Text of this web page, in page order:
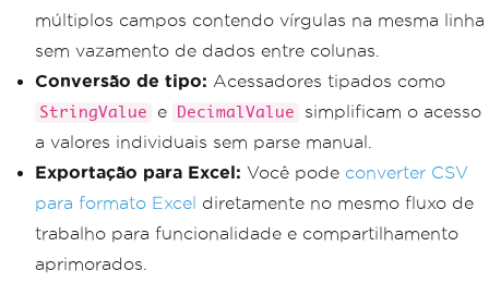
et;
foreach
( var row in ws.Rows)
{
( row .RowNumber continue
// Skip header row
string name row
[
StringValue
string address = row .Columns
1 StringValue
múltiplos campos contendo vírgulas na mesma linha
sem vazamento de dados entre colunas.
Conversão de tipo: Acessadores tipados como
StringValue e DecimalValue
simplificam o acesso
a valores individuais sem parse manual.
Exportação para Excel: Você pode converter CSV
para formato Excel diretamente no mesmo fluxo de
trabalho para funcionalidade e compartilhamento
aprimorados.